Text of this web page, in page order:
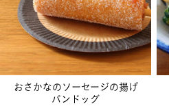
おさかなのソーセージの揚げ
パンドッグ